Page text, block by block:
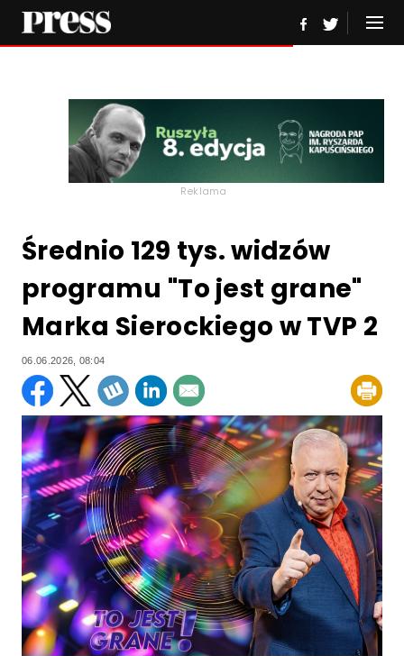
Reklama
Średnio 129 tys. widzów
programu "To jest grane"
Marka Sierockiego w TVP 2
06.06.2026, 08:04